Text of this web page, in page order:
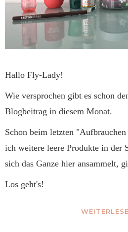
Hallo Fly-Lady!
Wie versprochen gibt es schon
Blogbeitrag in diesem Monat.
Schon beim letzten
ich weitere leere Produkte in der
sich das Ganze hier ansammelt,
Los geht's!